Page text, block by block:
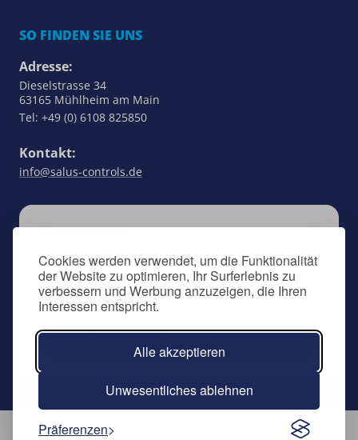
Cookies werden verwendet, um die Funktionalität
der Website zu optimieren, Ihr Surferlebnis zu
verbessern und Werbung anzuzeigen, die Ihren
Interessen entspricht.
Alle akzeptieren
Unwesentliches ablehnen
Präferenzen
SO FINDEN SIE UNS
Adresse:
Dieselstrasse 34
63165 Mühlheim am Main
Tel: +49 (0) 6108 825850
Kontakt:
info@salus-controls.de
ABONNIEREN
Bleiben Sie auf dem Laufenden über alles, was
SALUS Controls betrifft, indem Sie sich für
unseren Newsletter anmelden.